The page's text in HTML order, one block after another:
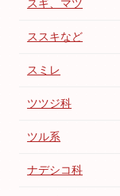
スギ、マツ
ススキなど
スミレ
ツツジ科
ツル系
ナデシコ科